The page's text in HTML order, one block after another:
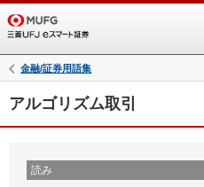
金融/証券用語集
アルゴリズム取引
読み